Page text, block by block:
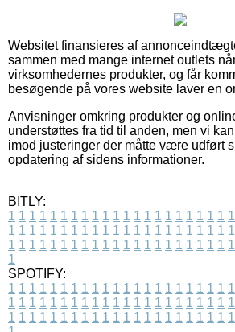
Websitet finansieres af
sammen med mange internet outlets
virksomhedernes produkter, og får
besøgende på vores website laver en
Anvisninger omkring produkter og
understøttes fra tid til anden, men vi
imod justeringer der måtte være udført
opdatering af sidens informationer.
BITLY:
1 1 1 1 1 1 1 1 1 1 1 1 1 1 1 1 1 1 1 1 1 1
1 1 1 1 1 1 1 1 1 1 1 1 1 1 1 1 1 1 1 1 1 1
1 1 1 1 1 1 1 1 1 1 1 1 1 1 1 1 1 1 1 1 1 1
1
SPOTIFY:
1 1 1 1 1 1 1 1 1 1 1 1 1 1 1 1 1 1 1 1 1 1
1 1 1 1 1 1 1 1 1 1 1 1 1 1 1 1 1 1 1 1 1 1
1 1 1 1 1 1 1 1 1 1 1 1 1 1 1 1 1 1 1 1 1 1